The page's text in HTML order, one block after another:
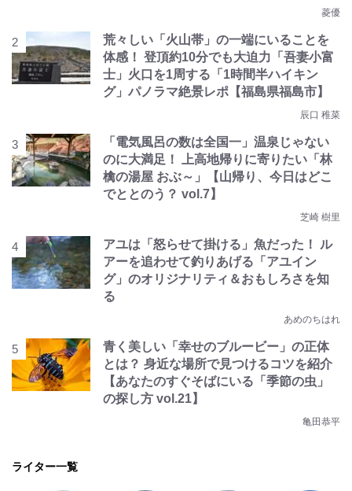
菱優
荒々しい「火山帯」の一端にいることを
体感！ 登頂約10分でも大迫力「吾妻小富
士」火口を1周する「1時間半ハイキン
グ」パノラマ絶景レポ【福島県福島市】
辰口 稚菜
「電気風呂の数は全国一」温泉じゃない
のに大満足！ 上高地帰りに寄りたい「林
檎の湯屋 おぶ～」【山帰り、今日はどこ
でととのう？ vol.7】
芝崎 樹里
アユは「怒らせて掛ける」魚だった！ ル
アーを追わせて釣りあげる「アユイン
グ」のオリジナリティ＆おもしろさを知
る
あめのちはれ
青く美しい「幸せのブルービー」の正体
とは？ 身近な場所で見つけるコツを紹介
【あなたのすぐそばにいる「季節の虫」
の探し方 vol.21】
亀田恭平
ライター一覧